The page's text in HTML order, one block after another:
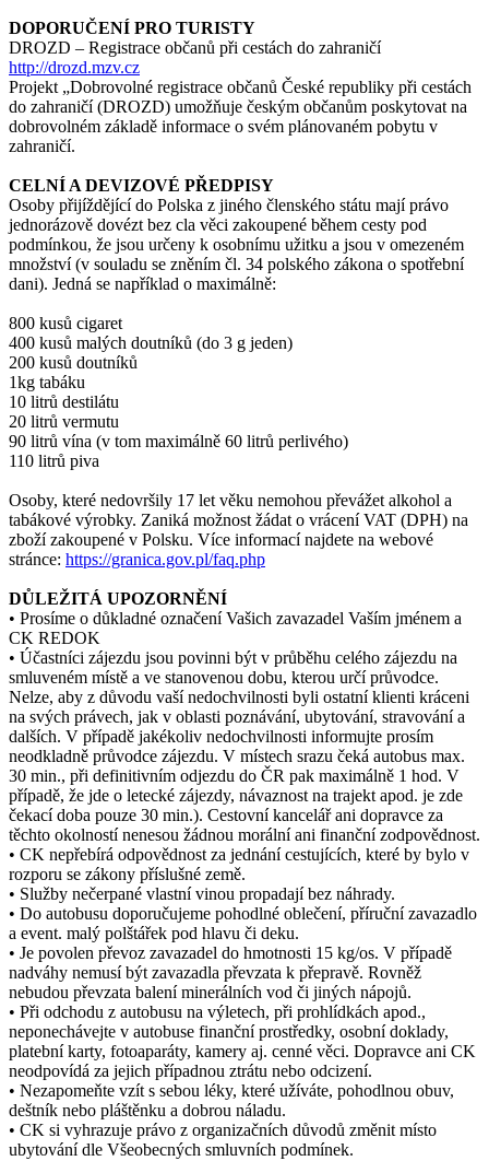
DOPORUČENÍ PRO TURISTY
DROZD – Registrace občanů při cestách do zahraničí
http://drozd.mzv.cz
Projekt „Dobrovolné registrace občanů České republiky při cestách
do zahraničí (DROZD) umožňuje českým občanům poskytovat na
dobrovolném základě informace o svém plánovaném pobytu v
zahraničí.
CELNÍ A DEVIZOVÉ PŘEDPISY
Osoby přijíždějící do Polska z jiného členského státu mají právo
jednorázově dovézt bez cla věci zakoupené během cesty pod
podmínkou, že jsou určeny k osobnímu užitku a jsou v omezeném
množství (v souladu se zněním čl. 34 polského zákona o spotřební
dani). Jedná se například o maximálně:
800 kusů cigaret
400 kusů malých doutníků (do 3 g jeden)
200 kusů doutníků
1kg tabáku
10 litrů destilátu
20 litrů vermutu
90 litrů vína (v tom maximálně 60 litrů perlivého)
110 litrů piva
Osoby, které nedovršily 17 let věku nemohou převážet alkohol a
tabákové výrobky. Zaniká možnost žádat o vrácení VAT (DPH) na
zboží zakoupené v Polsku. Více informací najdete na webové
stránce: https://granica.gov.pl/faq.php
DŮLEŽITÁ UPOZORNĚNÍ
• Prosíme o důkladné označení Vašich zavazadel Vaším jménem a
CK REDOK
• Účastníci zájezdu jsou povinni být v průběhu celého zájezdu na
smluveném místě a ve stanovenou dobu, kterou určí průvodce.
Nelze, aby z důvodu vaší nedochvilnosti byli ostatní klienti kráceni
na svých právech, jak v oblasti poznávání, ubytování, stravování a
dalších. V případě jakékoliv nedochvilnosti informujte prosím
neodkladně průvodce zájezdu. V místech srazu čeká autobus max.
30 min., při definitivním odjezdu do ČR pak maximálně 1 hod. V
případě, že jde o letecké zájezdy, návaznost na trajekt apod. je zde
čekací doba pouze 30 min.). Cestovní kancelář ani dopravce za
těchto okolností nenesou žádnou morální ani finanční zodpovědnost.
• CK nepřebírá odpovědnost za jednání cestujících, které by bylo v
rozporu se zákony příslušné země.
• Služby nečerpané vlastní vinou propadají bez náhrady.
• Do autobusu doporučujeme pohodlné oblečení, příruční zavazadlo
a event. malý polštářek pod hlavu či deku.
• Je povolen převoz zavazadel do hmotnosti 15 kg/os. V případě
nadváhy nemusí být zavazadla převzata k přepravě. Rovněž
nebudou převzata balení minerálních vod či jiných nápojů.
• Při odchodu z autobusu na výletech, při prohlídkách apod.,
neponechávejte v autobuse finanční prostředky, osobní doklady,
platební karty, fotoaparáty, kamery aj. cenné věci. Dopravce ani CK
neodpovídá za jejich případnou ztrátu nebo odcizení.
• Nezapomeňte vzít s sebou léky, které užíváte, pohodlnou obuv,
deštník nebo pláštěnku a dobrou náladu.
• CK si vyhrazuje právo z organizačních důvodů změnit místo
ubytování dle Všeobecných smluvních podmínek.